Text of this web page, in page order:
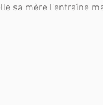
sa mère l’entraîne